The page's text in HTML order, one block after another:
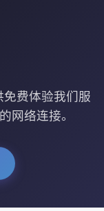
费体验我们服
网络连接。